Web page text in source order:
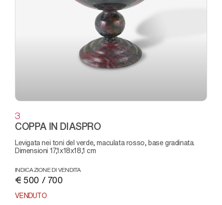
3
COPPA IN DIASPRO
levigata nei toni del verde, maculata rosso, base gradinata.
Dimensioni 17,1x18x18,1 cm
INDICAZIONE DI VENDITA
€ 500 / 700
VENDUTO